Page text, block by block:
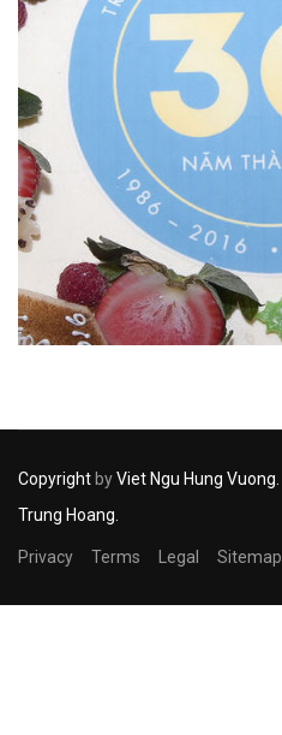
Copyright byViet Ngu Hung Vuong.
Trung Hoang.
Privacy Terms Legal Sitemap